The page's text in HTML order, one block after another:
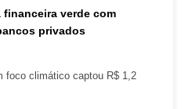
financeira verde com
privados
foco climático captou R$ 1,2